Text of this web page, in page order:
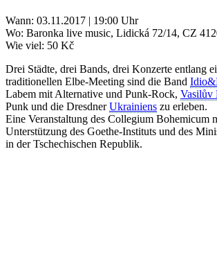
Wann: 03.11.2017 | 19:00 Uhr
Wo: Baronka live music, Lidická 72/14, CZ
Wie viel: 50 Kč
Drei Städte, drei Bands, drei Konzerte entlang
traditionellen Elbe-Meeting sind die Band
Labem mit Alternative und Punk-Rock, Vasilův
Punk und die DresdnerUkrainiens zu erleben.
Eine Veranstaltung des Collegium Bohemicum
Unterstützung des Goethe-Instituts und des
in der Tschechischen Republik.